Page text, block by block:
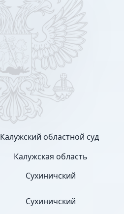
Калужский областной суд
Калужская область
Сухиничский
Сухиничский